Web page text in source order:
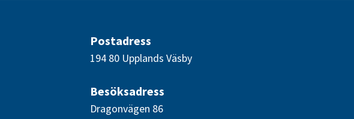
Postadress
194 80 Upplands Väsby
Besöksadress
Dragonvägen 86